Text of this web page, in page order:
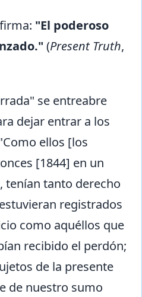
"El poderoso
(Present Truth,
se entreabre
dejar entrar a los
ellos [los
[1844] en un
tenían tanto derecho
registrados
como aquéllos que
recibido el perdón;
de la presente
de nuestro sumo